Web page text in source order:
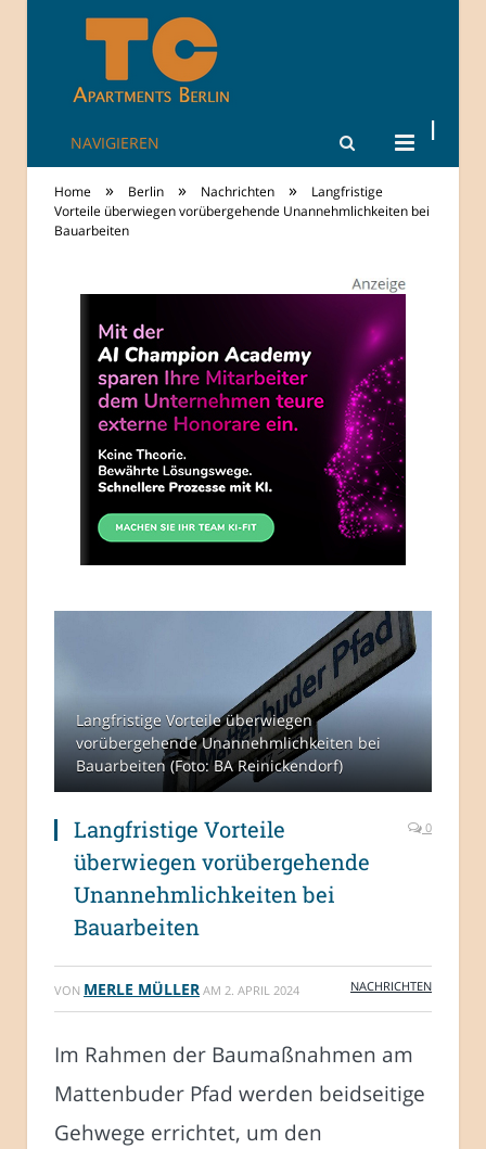
TheCity: Living
Apartments in
NAVIGIEREN
Home » Berlin » Nachrichten »
Langfristige
Vorteile überwiegen vorübergehende Unannehmlichkeiten bei
Bauarbeiten
Langfristige Vorteile überwiegen
vorübergehende Unannehmlichkeiten bei
Bauarbeiten (Foto: BA Reinickendorf)
Langfristige Vorteile
überwiegen vorübergehende
Unannehmlichkeiten bei
Bauarbeiten
0
VON MERLE MÜLLER AM 2. APRIL 2024 NACHRICHTEN
Im Rahmen der Baumaßnahmen am
Mattenbuder Pfad werden beidseitige
Gehwege errichtet, um den